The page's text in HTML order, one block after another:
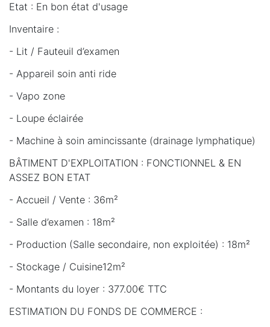
Etat : En bon état d'usage
Inventaire :
- Lit / Fauteuil d’examen
- Appareil soin anti ride
- Vapo zone
- Loupe éclairée
- Machine à soin amincissante (drainage lymphatique)
BÂTIMENT D'EXPLOITATION : FONCTIONNEL & EN
ASSEZ BON ETAT
- Accueil / Vente : 36m²
- Salle d’examen : 18m²
- Production (Salle secondaire, non exploitée) : 18m²
- Stockage / Cuisine12m²
- Montants du loyer : 377.00€ TTC
ESTIMATION DU FONDS DE COMMERCE :